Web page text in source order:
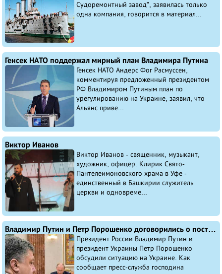
Судоремонтный завод", заявилась только
одна компания, говорится в материал...
Генсек НАТО поддержал мирный план Владимира Путина
Генсек НАТО Андерс Фог Расмуссен,
комментируя предложенный президентом
РФ Владимиром Путиным план по
урегулированию на Украине, заявил, что
Альянс приве...
Виктор Иванов
Виктор Иванов - священник, музыкант,
художник, офицер. Клирик Свято-
Пантелеимоновского храма в Уфе -
единственный в Башкирии служитель
церкви и одновреме...
Владимир Путин и Петр Порошенко договорились о постоянном прекращении огня в Донбассе
Президент России Владимир Путин и
президент Украины Петр Порошенко
обсудили ситуацию на Украине. Как
сообщает пресс-служба господина